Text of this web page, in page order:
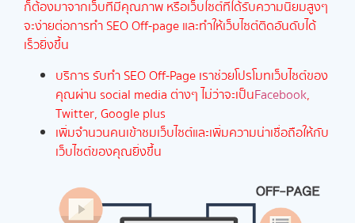
ก็ต้องมาจากเว็บที่มีคุณภาพ หรือเว็บไซต์ที่ได้รับความนิยมสูงๆ
จะง่ายต่อการทำ SEO Off-page และทำให้เว็บไซต์ติดอันดับได้
เร็วยิ่งขึ้น
บริการ รับทำ SEO Off-Page เราช่วยโปรโมทเว็บไซต์ของ
คุณผ่าน social media ต่างๆ ไม่ว่าจะเป็นFacebook,
Twitter, Google plus
เพิ่มจำนวนคนเข้าชมเว็บไซต์และเพิ่มความน่าเชื่อถือให้กับ
เว็บไซต์ของคุณยิ่งขึ้น